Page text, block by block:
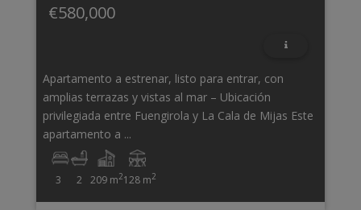
€580,000
Apartamento a estrenar, listo para entrar, con
amplias terrazas y vistas al mar – Ubicación
privilegiada entre Fuengirola y La Cala de Mijas Este
apartamento a ...
3 2 209 m2128 m2